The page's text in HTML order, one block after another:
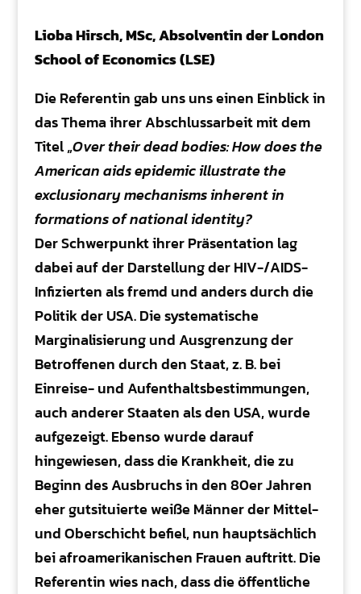
Lioba Hirsch, MSc, Absolventin der London
School of Economics (LSE)
Die Referentin gab uns uns einen Einblick in
das Thema ihrer Abschlussarbeit mit dem
Titel „Over their dead bodies: How does the
American aids epidemic illustrate the
exclusionary mechanisms inherent in
formations of national identity?
Der Schwerpunkt ihrer Präsentation lag
dabei auf der Darstellung der HIV-/AIDS-
Infizierten als fremd und anders durch die
Politik der USA. Die systematische
Marginalisierung und Ausgrenzung der
Betroffenen durch den Staat, z. B. bei
Einreise- und Aufenthaltsbestimmungen,
auch anderer Staaten als den USA, wurde
aufgezeigt. Ebenso wurde darauf
hingewiesen, dass die Krankheit, die zu
Beginn des Ausbruchs in den 80er Jahren
eher gutsituierte weiße Männer der Mittel-
und Oberschicht befiel, nun hauptsächlich
bei afroamerikanischen Frauen auftritt. Die
Referentin wies nach, dass die öffentliche